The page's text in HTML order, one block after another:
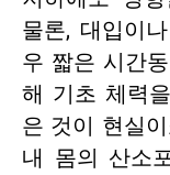
물론, 대입이
우 짧은 시간
해 기초 체력
은 것이 현실
내 몸의 산소